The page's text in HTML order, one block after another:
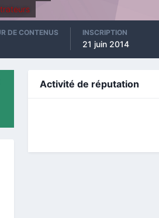
DE CONTENUS INSCRIPTION
21 juin 2014
Activité de réputation